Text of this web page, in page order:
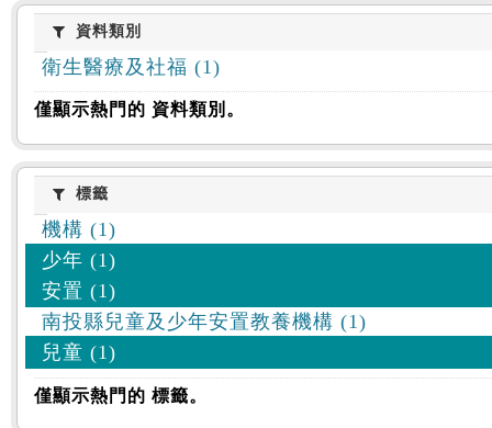
資料類別
資料類別
衛生醫療及社福 (1)
僅顯示熱門的 資料類別。
標籤標籤
機構 (1)
少年 (1)
安置 (1)
南投縣兒童及少年安置教養機構 (1)
兒童 (1)
僅顯示熱門的 標籤。